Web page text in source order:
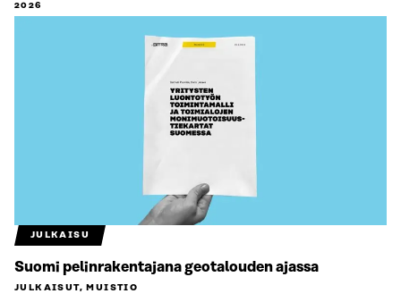
2026
JULKAISU
Suomi pelinrakentajana geotalouden ajassa
JULKAISUT, MUISTIO